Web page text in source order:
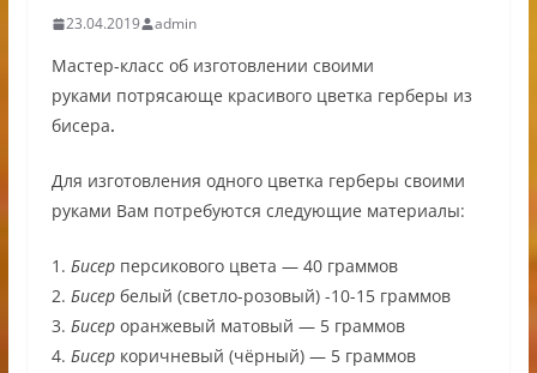
23.04.2019 admin
Мастер-класс об изготовлении своими
руками потрясающе красивого цветка герберы из
бисера.
Для изготовления одного цветка герберы своими
руками Вам потребуются следующие материалы:
1. Бисерперсикового цвета — 40 граммов
2. Бисербелый (светло-розовый) -10-15 граммов
3. Бисероранжевый матовый — 5 граммов
4. Бисеркоричневый (чёрный) — 5 граммов